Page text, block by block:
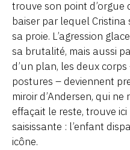
trouve son point d’orgue
baiser par lequel
sa proie. L’agression
sa brutalité, mais aussi
d’un plan, les deux
postures – deviennent
miroir d’Andersen, qui
effaçait le reste, trouve
saisissante : l’enfant
icône.